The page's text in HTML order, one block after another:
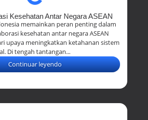
Kesehatan Antar Negara ASEAN
memainkan peran penting dalam
kesehatan antar negara ASEAN
upaya meningkatkan ketahanan sistem
Di tengah tantangan...
Continuar leyendo